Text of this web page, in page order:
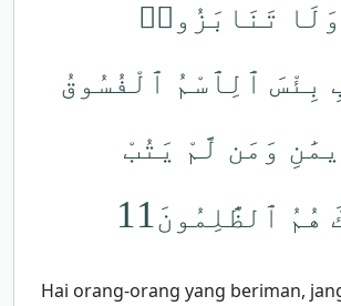
وَلَا تَنَابَزُوا۟
بِئْسَ ٱلِٱسْمُ ٱلْفُسُوقُ
وَمَن لَّمْ يَتُبْ
هُمُ ٱلظَّٰلِمُونَ11
Hai orang-orang yang beriman,